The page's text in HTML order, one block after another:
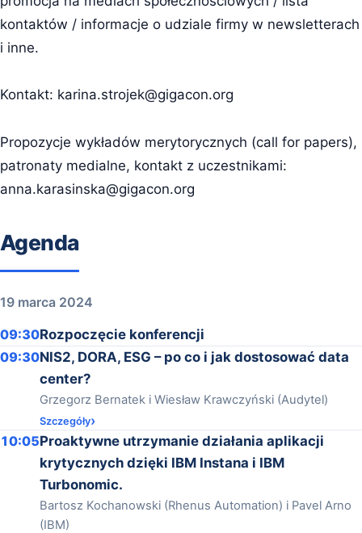
kontaktów / informacje o udziale firmy w newsletterach
i inne.
Kontakt: karina.strojek@gigacon.org
Propozycje wykładów merytorycznych (call for papers),
patronaty medialne, kontakt z uczestnikami:
anna.karasinska@gigacon.org
Agenda
19 marca 2024
09:30Rozpoczęcie konferencji
09:30NIS2, DORA, ESG – po co i jak dostosować data
center?
Grzegorz Bernatek i Wiesław Krawczyński (Audytel)
Szczegóły
10:05Proaktywne utrzymanie działania aplikacji
krytycznych dzięki IBM Instana i IBM
Turbonomic.
Bartosz Kochanowski (Rhenus Automation) i Pavel Arno
(IBM)